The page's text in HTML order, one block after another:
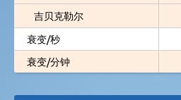
吉贝克勒尔
衰变/秒
衰变/分钟